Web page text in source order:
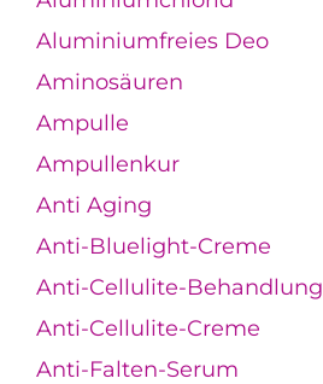
Aluminiumfreies Deo
Aminosäuren
Ampulle
Ampullenkur
Anti Aging
Anti-Bluelight-Creme
Anti-Cellulite-Behandlung
Anti-Cellulite-Creme
Anti-Falten-Serum